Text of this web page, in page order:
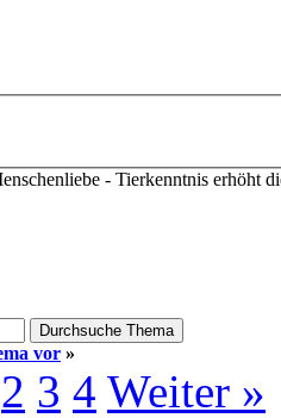
- Tierkenntnis erhöht
vor »
2 3 4 Weiter »